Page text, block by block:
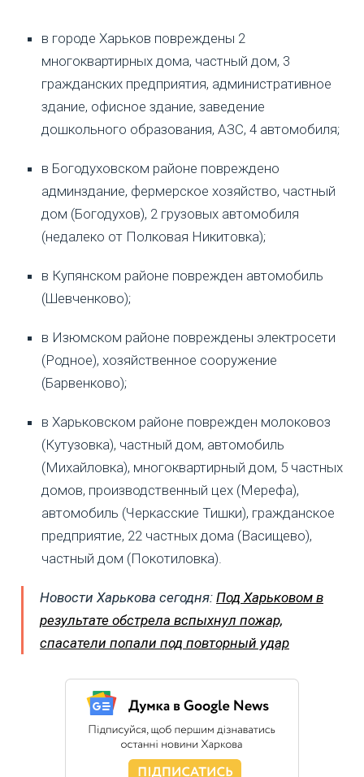
в городе Харьков повреждены 2
многоквартирных дома, частный дом, 3
гражданских предприятия, административное
здание, офисное здание, заведение
дошкольного образования, АЗС, 4 автомобиля;
в Богодуховском районе повреждено
админздание, фермерское хозяйство, частный
дом (Богодухов), 2 грузовых автомобиля
(недалеко от Полковая Никитовка);
в Купянском районе поврежден автомобиль
(Шевченково);
в Изюмском районе повреждены электросети
(Родное), хозяйственное сооружение
(Барвенково);
в Харьковском районе поврежден молоковоз
(Кутузовка), частный дом, автомобиль
(Михайловка), многоквартирный дом, 5 частных
домов, производственный цех (Мерефа),
автомобиль (Черкасские Тишки), гражданское
предприятие, 22 частных дома (Васищево),
частный дом (Покотиловка).
Новости Харькова сегодня: Под Харьковом в
результате обстрела вспыхнул пожар,
спасатели попали под повторный удар